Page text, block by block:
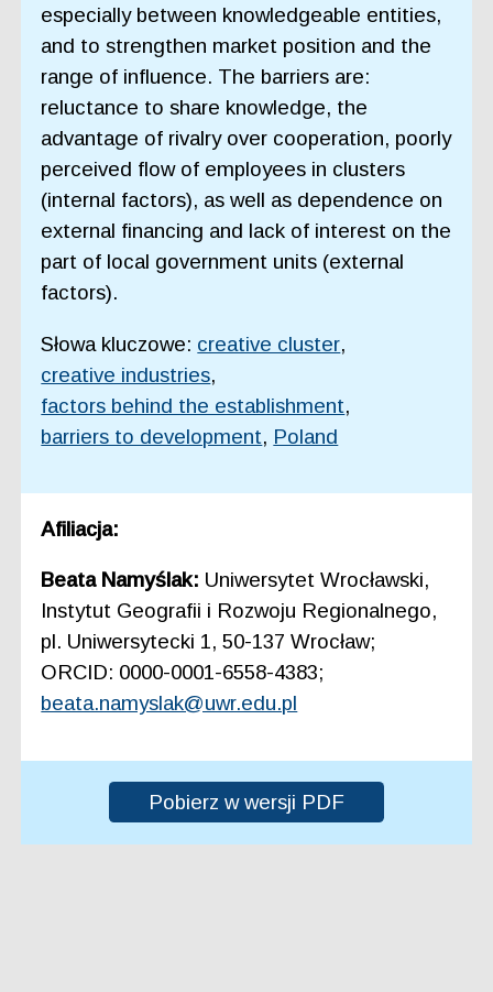
especially between knowledgeable entities,
and to strengthen market position and the
range of influence. The barriers are:
reluctance to share knowledge, the
advantage of rivalry over cooperation, poorly
perceived flow of employees in clusters
(internal factors), as well as dependence on
external financing and lack of interest on the
part of local government units (external
factors).
Słowa kluczowe: creative cluster,
creative industries,
factors behind the establishment,
barriers to development, Poland
Afiliacja:
Beata Namyślak: Uniwersytet Wrocławski,
Instytut Geografii i Rozwoju Regionalnego,
pl. Uniwersytecki 1, 50-137 Wrocław;
ORCID: 0000-0001-6558-4383;
beata.namyslak@uwr.edu.pl
Pobierz w wersji PDF